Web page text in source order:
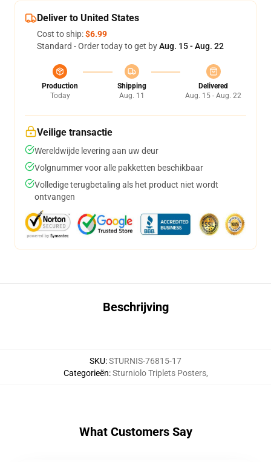
Deliver to United States
Cost to ship:$6.99
Standard - Order today to get byAug. 15 - Aug. 22
Production
Today
Shipping
Aug. 11
Delivered
Aug. 15 - Aug. 22
Veilige transactie
Wereldwijde levering aan uw deur
Volgnummer voor alle pakketten beschikbaar
Volledige terugbetaling als het product niet wordt
ontvangen
Beschrijving
SKU:STURNIS-76815-17
Categorieën:Sturniolo Triplets Posters,
What Customers Say